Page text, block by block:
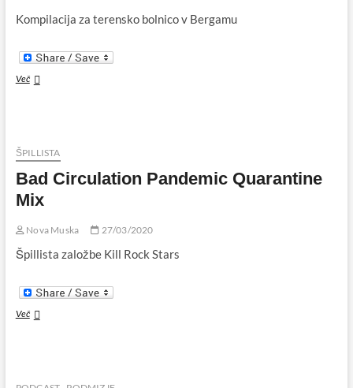
Kompilacija za terensko bolnico v Bergamu
VečThe
Come
ŠPILLISTA
Bad Circulation Pandemic Quarantine
Mix
Nova Muska 27/03/2020
Špillista založbe Kill Rock Stars
VečBad